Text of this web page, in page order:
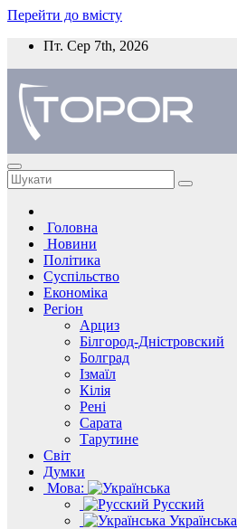
Перейти до вмісту
Пт. Сер 7th, 2026
Головна
Новини
Політика
Суспільство
Економіка
Регіон
Арциз
Білгород-Дністровский
Болград
Ізмаїл
Кілія
Рені
Сарата
Тарутине
Світ
Думки
Мова:
Русский
Українська